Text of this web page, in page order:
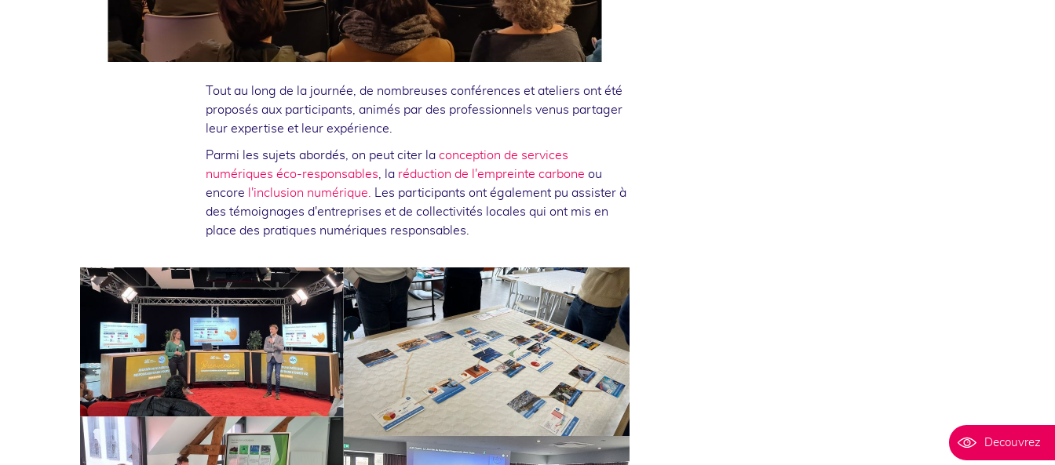
Tout au long de la journée, de nombreuses conférences et ateliers ont été
proposés aux participants, animés par des professionnels venus partager
leur expertise et leur expérience.
Parmi les sujets abordés, on peut citer la conception de services
numériques éco-responsables, la réduction de l'empreinte carbone ou
encore
l'inclusion numérique. Les participants ont également pu assister à
des témoignages d'entreprises et de collectivités locales qui ont mis en
place des pratiques numériques responsables.
Decouvrez